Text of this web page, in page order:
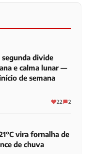
divide
e calma lunar —
de semana
22 2
vira fornalha de
de chuva